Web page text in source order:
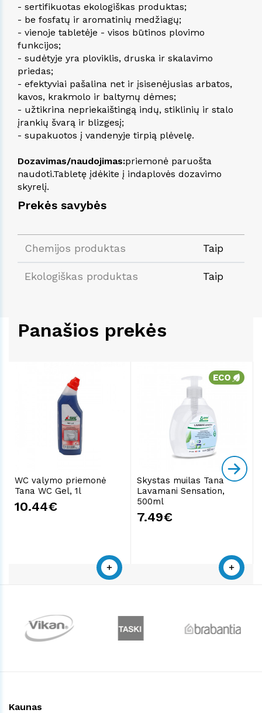
Prekės savybės
Chemijos produktas Taip
Ekologiškas produktas Taip
- sertifikuotas ekologiškas produktas;
- be fosfatų ir aromatinių medžiagų;
- vienoje tabletėje - visos būtinos plovimo
funkcijos;
- sudėtyje yra ploviklis, druska ir skalavimo
priedas;
- efektyviai pašalina net ir įsisenėjusias arbatos,
kavos, krakmolo ir baltymų dėmes;
- užtikrina nepriekaištingą indų, stiklinių ir stalo
įrankių švarą ir blizgesį;
- supakuotos į vandenyje tirpią plėvelę.
Dozavimas/naudojimas:priemonė paruošta
naudoti.Tabletę įdėkite į indaplovės dozavimo
skyrelį.
Panašios prekės
WC valymo priemonė
Tana WC Gel, 1l
10.44€
Skystas muilas Tana
Lavamani Sensation,
500ml
7.49€
Kaunas